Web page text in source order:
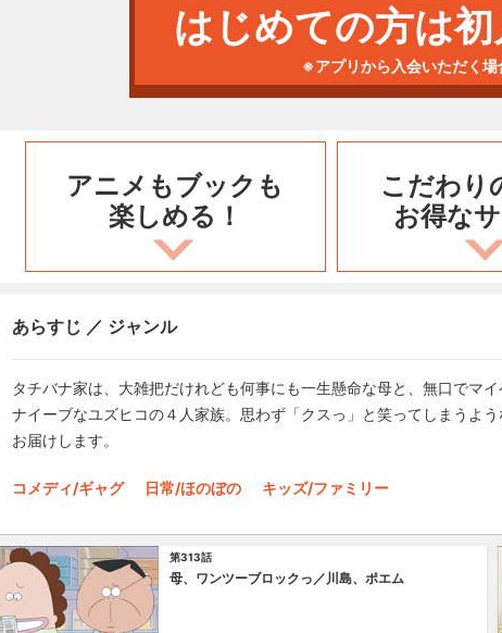
はじめての方は
※アプリから入会いただく
アニメもブックも
楽しめる！
こだわり
お得な
あらすじ ／ ジャンル
タチバナ家は、大雑把だけれども何事にも一生懸命な母と、無口でマ
ナイーブなユズヒコの４人家族。思わず「クスっ」と笑ってしまうよ
お届けします。
コメディ/ギャグ 日常/ほのぼの キッズ/ファミリー
第313話
母、ワンツーブロックっ／川島、ポエム